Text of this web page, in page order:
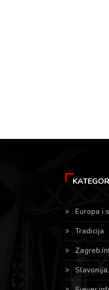
Europa i
Tradicija